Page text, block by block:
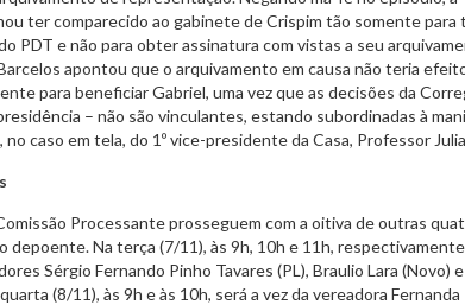
ter comparecido ao gabinete de Crispim tão somente para
PDT e não para obter assinatura com vistas a seu
apontou que o arquivamento em causa não teria
para beneficiar Gabriel, uma vez que as decisões da
– não são vinculantes, estando subordinadas à
caso em tela, do 1º vice-presidente da Casa, Professor
Processante prosseguem com a oitiva de outras
depoente. Na terça (7/11), às 9h, 10h e 11h,
Sérgio Fernando Pinho Tavares (PL), Braulio Lara (Novo)
(8/11), às 9h e às 10h, será a vez da vereadora Fernanda